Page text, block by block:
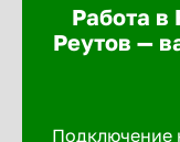
Работа
Реутов —
Подключение